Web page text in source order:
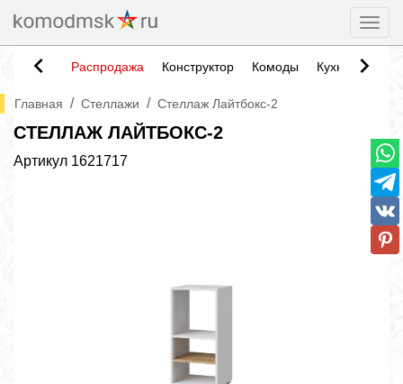
Распродажа Конструктор Комоды Кухни
Главная / Стеллажи / Стеллаж Лайтбокс-2
СТЕЛЛАЖ ЛАЙТБОКС-2
Артикул 1621717